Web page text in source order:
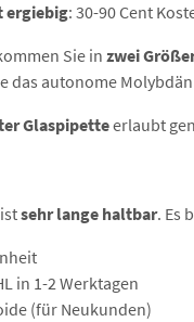
ergiebig: 30-90 Cent
Sie in zwei
das autonome
Glaspipetteerlaubt
sehrlange haltbar. Es
in 1-2 Werktagen
(für Neukunden)